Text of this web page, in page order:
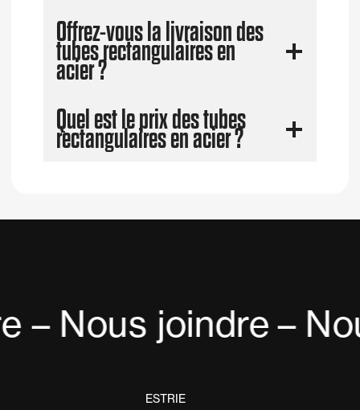
Offrez-vous la livraison des
tubes rectangulaires en
acier ?
Quel est le prix des tubes
rectangulaires en acier ?
– Nous joindre–
ESTRIE